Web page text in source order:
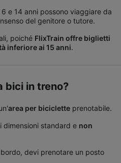
e 14 anni possono viaggiare da
del genitore o tutore.
poiché FlixTrain offre biglietti
inferiore ai 15 anni.
bici in treno?
area per biciclette prenotabile.
dimensioni standard e non
devi prenotare un posto